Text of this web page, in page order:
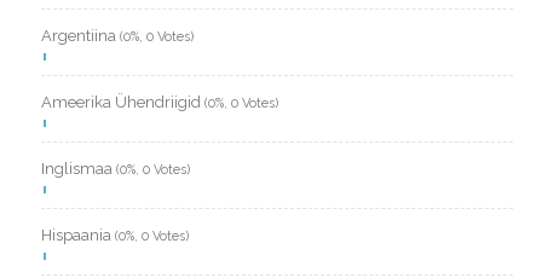
Argentiina (0%, 0 Votes)
Ameerika Ühendriigid (0%, 0 Votes)
Inglismaa (0%, 0 Votes)
Hispaania (0%, 0 Votes)